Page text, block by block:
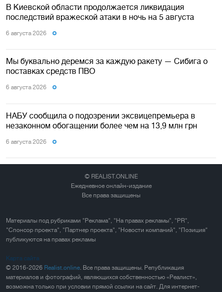
В Киевской области продолжается ликвидация
последствий вражеской атаки в ночь на 5 августа
6 августа 2026
Мы буквально деремся за каждую ракету — Сибига о
поставках средств ПВО
6 августа 2026
НАБУ сообщила о подозрении эксвицепремьера в
незаконном обогащении более чем на 13,9 млн грн
6 августа 2026
© REALIST.ONLINE
Ежедневное онлайн-издание
Все права защищены
Материалы под рубриками "Реклама", "На правах рекламы", "PR",
"Спонсор проекта", "Партнер проекта", "Новости компаний", "Позиция"
публикуются на правах рекламы
Карта сайта
© 2016-2026 Realist.online. Все права защищены. Републикация
материалов и фотографий, являющихся собственностью «Реалист»,
возможна только при условии прямой ссылки на сайт. Для интернет-